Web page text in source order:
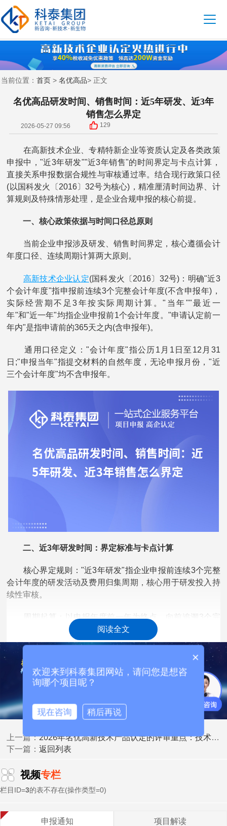
当前位置： 首页 > 名优高品> 正文
名优高品研发时间、销售时间：近5年研发、近3年
销售怎么界定
2026-05-27 09:56 129
在高新技术企业、专精特新企业等资质认定及各类政策
申报中，"近3年研发""近3年销售"的时间界定与卡点计算，
直接关系申报数据合规性与审核通过率。结合现行政策口径
(以国科发火〔2016〕32号为核心)，精准厘清时间边界、计
算规则及特殊情形处理，是企业合规申报的核心前提。
一、核心政策依据与时间口径总原则
当前企业申报涉及研发、销售时间界定，核心遵循会计
年度口径、连续周期计算两大原则。
高新技术企业认定(国科发火〔2016〕32号)：明确"近3
个会计年度"指申报前连续3个完整会计年度(不含申报年)，
实际经营期不足3年按实际周期计算。"当年""最近一
年"和"近一年"均指企业申报前1个会计年度。"申请认定前一
年内"是指申请前的365天之内(含申报年)。
通用口径定义："会计年度"指公历1月1日至12月31
日;"申报当年"指提交材料的自然年度，无论申报月份，"近
三个会计年度"均不含申报年。
二、近3年研发时间：界定标准与卡点计算
核心界定规则："近3年研发"指企业申报前连续3个完整
会计年度的研发活动及费用归集周期，核心用于研发投入持
续性审核。
周期起算：以申报年度前一年为终点，向前追溯3个完
整会计年度，不含申报当年。
经营期不足3年：按实际经营起始年度至申报前一年计
算，需提供从成立之日起的研发台账、立项文件，证明研发
活动连续性。
研发活动认定：近3年内研发需符合政策定义(自主研
发、受让、受赠、并购等方式)，常规生产、售后测试、市场
调研等费用不得计入研发支出。
卡点计算示例(2026年申报)：
正常经营满3年：2026年申报，近3年研发周期为2023
年1月1日至2025年12月31日，涵盖3个完整会计年度。
为2024年1月1日至2025年12月31日，按实际2年核算。
阅读全文
上一篇：2026年名优高新技术产品认定的评审重点：技术先进性、自主知识产权、市场前景
下一篇：返回列表
视频专栏
栏目ID=3的表不存在(操作类型=0)
申报通知 项目解读
×
欢迎来到科泰集团网站，请问您是想咨
询哪个项目呢？
现在咨询 稍后再说